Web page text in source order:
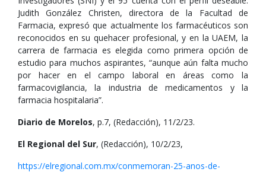
Judith González Christen, directora de la Facultad de
Farmacia, expresó que actualmente los farmacéuticos son
reconocidos en su quehacer profesional, y en la UAEM, la
carrera de farmacia es elegida como primera opción de
estudio para muchos aspirantes, “aunque aún falta mucho
por hacer en el campo laboral en áreas como la
farmacovigilancia, la industria de medicamentos y la
farmacia hospitalaria”.
Diario de Morelos, p.7, (Redacción), 11/2/23.
El Regional del Sur, (Redacción), 10/2/23,
https://elregional.com.mx/conmemoran-25-anos-de-